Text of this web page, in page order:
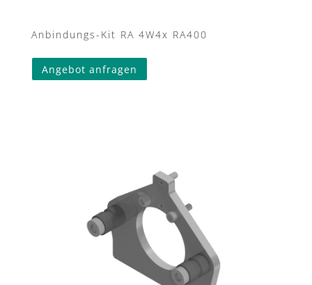
Anbindungs-Kit RA 4W4x RA400
Angebot anfragen